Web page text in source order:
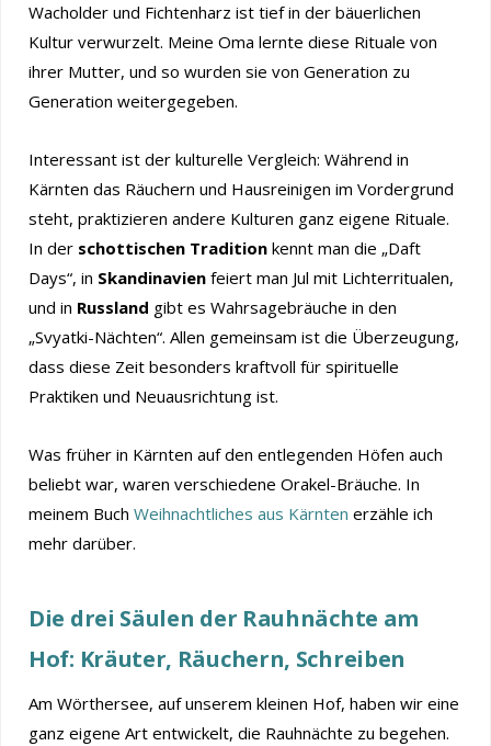
Wacholder und Fichtenharz ist tief in der bäuerlichen
Kultur verwurzelt. Meine Oma lernte diese Rituale von
ihrer Mutter, und so wurden sie von Generation zu
Generation weitergegeben.
Interessant ist der kulturelle Vergleich: Während in
Kärnten das Räuchern und Hausreinigen im Vordergrund
steht, praktizieren andere Kulturen ganz eigene Rituale.
In der schottischen Tradition kennt man die „Daft
Days“, in Skandinavien feiert man Jul mit Lichterritualen,
und in Russland gibt es Wahrsagebräuche in den
„Svyatki-Nächten“. Allen gemeinsam ist die Überzeugung,
dass diese Zeit besonders kraftvoll für spirituelle
Praktiken und Neuausrichtung ist.
Was früher in Kärnten auf den entlegenden Höfen auch
beliebt war, waren verschiedene Orakel-Bräuche. In
meinem Buch Weihnachtliches aus Kärnten erzähle ich
mehr darüber.
Die drei Säulen der Rauhnächte am
Hof: Kräuter, Räuchern, Schreiben
Am Wörthersee, auf unserem kleinen Hof, haben wir eine
ganz eigene Art entwickelt, die Rauhnächte zu begehen.